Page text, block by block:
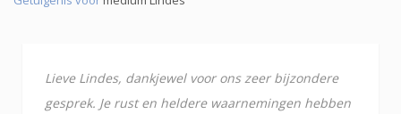
Lieve Lindes, dankjewel voor ons zeer bijzondere
gesprek. Je rust en heldere waarnemingen hebben